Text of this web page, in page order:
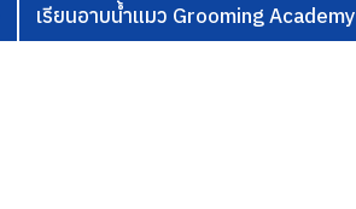
เรียนอาบน้ำแมว Grooming Academy